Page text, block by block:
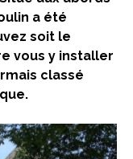
a été
soit le
vous y installer
classé